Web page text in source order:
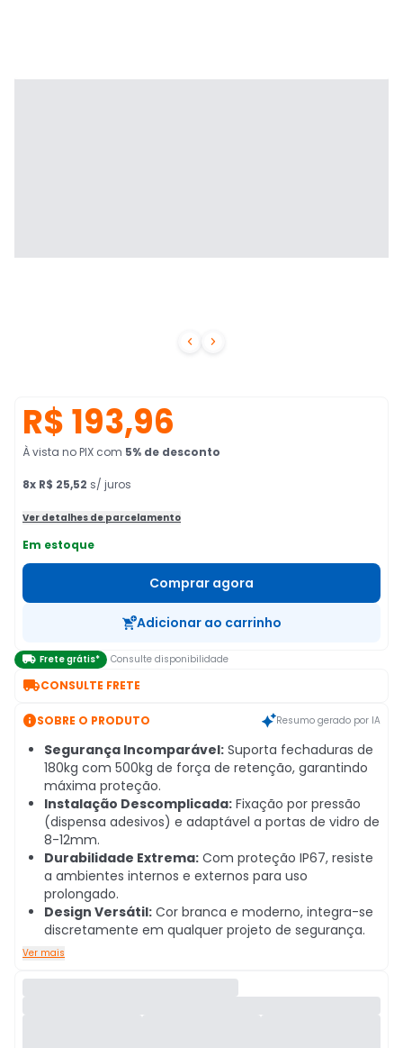
 
R$ 193,96
À vista no PIX com 5% de desconto
8x R$ 25,52 s/ juros
Ver detalhes de parcelamento
Em estoque
Comprar agora
Adicionar ao carrinho
 Frete grátis* Consulte disponibilidade
CONSULTE FRETE
SOBRE O PRODUTO Resumo gerado por IA
Segurança Incomparável: Suporta fechaduras de
180kg com 500kg de força de retenção, garantindo
máxima proteção.
Instalação Descomplicada: Fixação por pressão
(dispensa adesivos) e adaptável a portas de vidro de
8-12mm.
Durabilidade Extrema: Com proteção IP67, resiste
a ambientes internos e externos para uso
prolongado.
Design Versátil: Cor branca e moderno, integra-se
discretamente em qualquer projeto de segurança.
Ver mais